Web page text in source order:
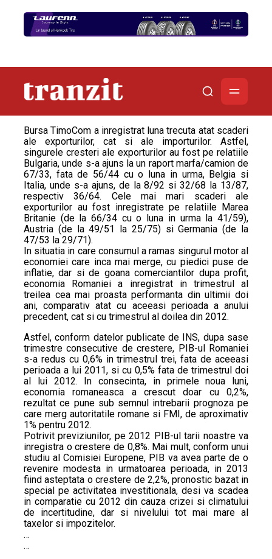
Bursa TimoCom a inregistrat luna trecuta atat scaderi
ale exporturilor, cat si ale importurilor. Astfel,
singurele cresteri ale exporturilor au fost pe relatiile
Bulgaria, unde s-a ajuns la un raport marfa/camion de
67/33, fata de 56/44 cu o luna in urma, Belgia si
Italia, unde s-a ajuns, de la 8/92 si 32/68 la 13/87,
respectiv 36/64. Cele mai mari scaderi ale
exporturilor au fost inregistrate pe relatiile Marea
Britanie (de la 66/34 cu o luna in urma la 41/59),
Austria (de la 49/51 la 25/75) si Germania (de la
47/53 la 29/71).
In situatia in care consumul a ramas singurul motor al
economiei care inca mai merge, cu piedici puse de
inflatie, dar si de goana comerciantilor dupa profit,
economia Romaniei a inregistrat in trimestrul al
treilea cea mai proasta performanta din ultimii doi
ani, comparativ atat cu aceeasi perioada a anului
precedent, cat si cu trimestrul al doilea din 2012.
Astfel, conform datelor publicate de INS, dupa sase
trimestre consecutive de crestere, PIB-ul Romaniei
s-a redus cu 0,6% in trimestrul trei, fata de aceeasi
perioada a lui 2011, si cu 0,5% fata de trimestrul doi
al lui 2012. In consecinta, in primele noua luni,
economia romaneasca a crescut doar cu 0,2%,
rezultat ce pune sub semnul intrebarii prognoza pe
care merg autoritatile romane si FMI, de aproximativ
1% pentru 2012.
Potrivit previziunilor, pe 2012 PIB-ul tarii noastre va
inregistra o crestere de 0,8%. Mai mult, conform unui
studiu al Comisiei Europene, PIB va avea parte de o
revenire modesta in urmatoarea perioada, in 2013
fiind asteptata o crestere de 2,2%, pronostic bazat in
special pe activitatea investitionala, desi va scadea
in comparatie cu 2012 din cauza crizei si climatului
de incertitudine, dar si nivelului tot mai mare al
taxelor si impozitelor.
…
…